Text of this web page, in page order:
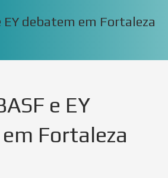
EY debatem em Fortaleza
e EY
Fortaleza